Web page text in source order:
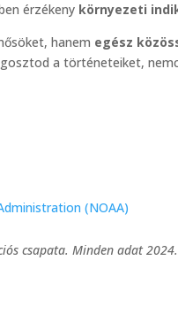
érzékeny környezeti
hanem egész
a történeteiket,
(NOAA)
csapata. Minden adat